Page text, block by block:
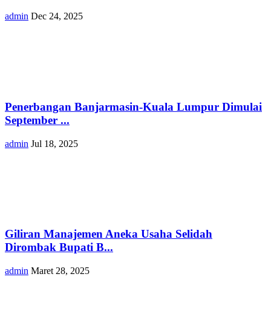
admin Dec 24, 2025
Penerbangan Banjarmasin-Kuala Lumpur Dimulai
September ...
admin Jul 18, 2025
Giliran Manajemen Aneka Usaha Selidah
Dirombak Bupati B...
admin Maret 28, 2025